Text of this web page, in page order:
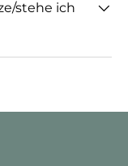
stehe ich